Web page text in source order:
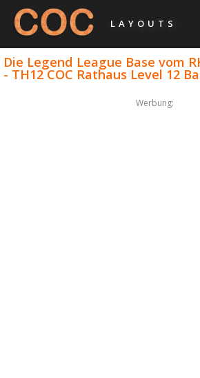
LAYOUTS
Die Legend League Base vom
- TH12 COC Rathaus Level 12
Werbung: